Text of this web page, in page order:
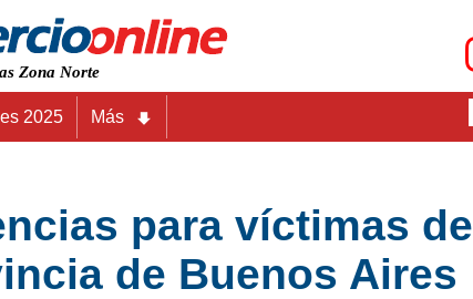
Zona Norte
2025 Más
para víctimas de
de Buenos Aires